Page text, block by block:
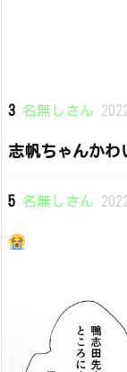
3 名無しさん
志帆ちゃんかわ
5 名無しさん